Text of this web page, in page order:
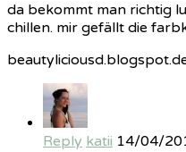
da bekommt man richtig
chillen. mir gefällt die
Reply katii 14/04/